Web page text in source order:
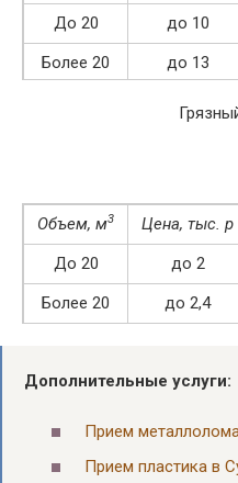
До 20
до 10
Более 20
до 13
Объем, м3
Цена, тыс. р
До 20
до 2
Более 20
до 2,4
Дополнительные услуги:
Прием
Прием пластика в